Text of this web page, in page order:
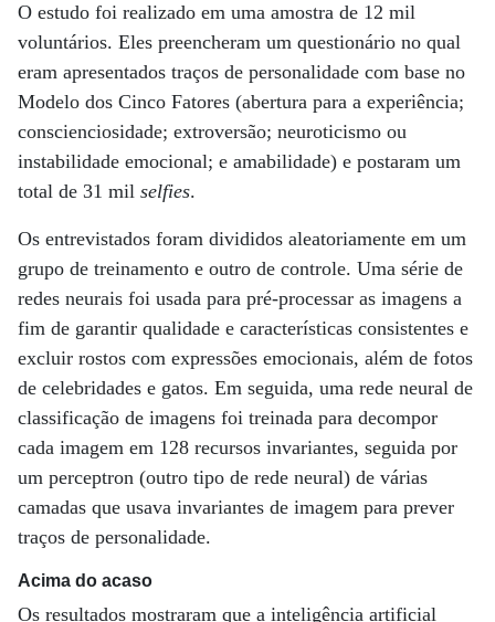
O estudo foi realizado em uma amostra de 12 mil
voluntários. Eles preencheram um questionário no qual
eram apresentados traços de personalidade com base no
Modelo dos Cinco Fatores (abertura para a experiência;
conscienciosidade; extroversão; neuroticismo ou
instabilidade emocional; e amabilidade) e postaram um
total de 31 mil selfies.
Os entrevistados foram divididos aleatoriamente em um
grupo de treinamento e outro de controle. Uma série de
redes neurais foi usada para pré-processar as imagens a
fim de garantir qualidade e características consistentes e
excluir rostos com expressões emocionais, além de fotos
de celebridades e gatos. Em seguida, uma rede neural de
classificação de imagens foi treinada para decompor
cada imagem em 128 recursos invariantes, seguida por
um perceptron (outro tipo de rede neural) de várias
camadas que usava invariantes de imagem para prever
traços de personalidade.
Acima do acaso
Os resultados mostraram que a inteligência artificial